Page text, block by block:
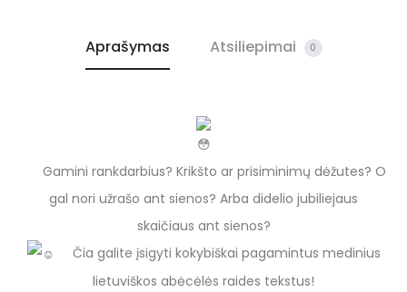
Aprašymas Atsiliepimai 0
Gamini rankdarbius? Krikšto ar prisiminimų dėžutes? O
gal nori užrašo ant sienos? Arba didelio jubiliejaus
skaičiaus ant sienos?
Čia galite įsigyti kokybiškai pagamintus medinius
lietuviškos abėcėlės raides tekstus!